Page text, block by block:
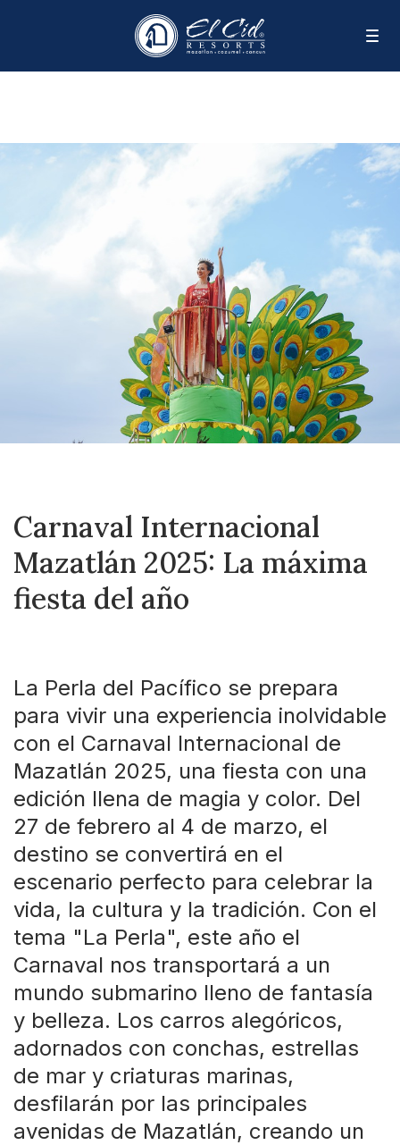
Carnaval Internacional
Mazatlán 2025: La máxima
fiesta del año
La Perla del Pacífico se prepara
para vivir una experiencia inolvidable
con el Carnaval Internacional de
Mazatlán 2025, una fiesta con una
edición llena de magia y color. Del
27 de febrero al 4 de marzo, el
destino se convertirá en el
escenario perfecto para celebrar la
vida, la cultura y la tradición. Con el
tema "La Perla", este año el
Carnaval nos transportará a un
mundo submarino lleno de fantasía
y belleza. Los carros alegóricos,
adornados con conchas, estrellas
de mar y criaturas marinas,
desfilarán por las principales
avenidas de Mazatlán, creando un